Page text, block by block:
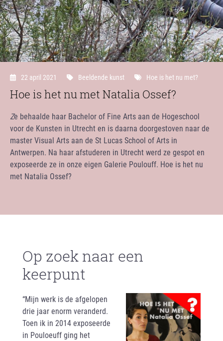
22 april 2021 Beeldende kunst Hoe is het nu met?
Hoe is het nu met Natalia Ossef?
Ze behaalde haar Bachelor of Fine Arts aan de Hogeschool
voor de Kunsten in Utrecht en is daarna doorgestoven naar de
master Visual Arts aan de St Lucas School of Arts in
Antwerpen. Na haar afstuderen in Utrecht werd ze gespot en
exposeerde ze in onze eigen Galerie Poulouff. Hoe is het nu
met Natalia Ossef?
Op zoek naar een
keerpunt
“Mijn werk is de afgelopen
drie jaar enorm veranderd.
Toen ik in 2014 exposeerde
in Pouloeuff ging het